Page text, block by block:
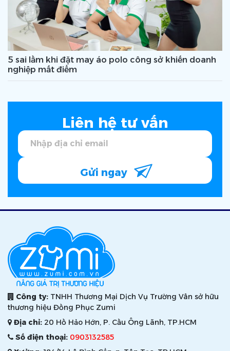
5 sai lầm khi đặt may áo polo công sở khiến doanh
nghiệp mất điểm
Liên hệ tư vấn
Gửi ngay
Công ty: TNHH Thương Mại Dịch Vụ Trường Vân sở hữu
thương hiệu Đồng Phục Zumi
Địa chỉ: 20 Hồ Hảo Hớn, P. Cầu Ông Lãnh, TP.HCM
Số điện thoại: 0903132585